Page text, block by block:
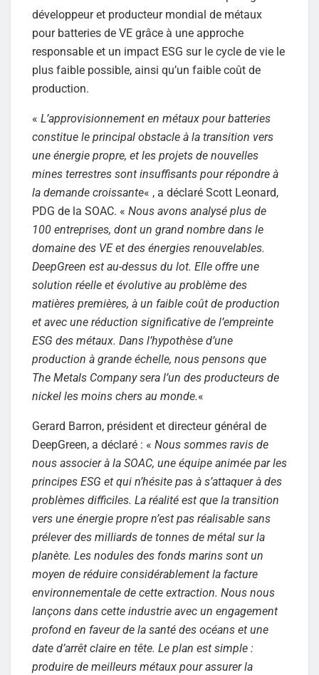
développeur et producteur mondial de métaux
pour batteries de VE grâce à une approche
responsable et un impact ESG sur le cycle de vie le
plus faible possible, ainsi qu’un faible coût de
production.
« L’approvisionnement en métaux pour batteries
constitue le principal obstacle à la transition vers
une énergie propre, et les projets de nouvelles
mines terrestres sont insuffisants pour répondre à
la demande croissante« , a déclaré Scott Leonard,
PDG de la SOAC. « Nous avons analysé plus de
100 entreprises, dont un grand nombre dans le
domaine des VE et des énergies renouvelables.
DeepGreen est au-dessus du lot. Elle offre une
solution réelle et évolutive au problème des
matières premières, à un faible coût de production
et avec une réduction significative de l’empreinte
ESG des métaux. Dans l’hypothèse d’une
production à grande échelle, nous pensons que
The Metals Company sera l’un des producteurs de
nickel les moins chers au monde.«
Gerard Barron, président et directeur général de
DeepGreen, a déclaré : « Nous sommes ravis de
nous associer à la SOAC, une équipe animée par les
principes ESG et qui n’hésite pas à s’attaquer à des
problèmes difficiles. La réalité est que la transition
vers une énergie propre n’est pas réalisable sans
prélever des milliards de tonnes de métal sur la
planète. Les nodules des fonds marins sont un
moyen de réduire considérablement la facture
environnementale de cette extraction. Nous nous
lançons dans cette industrie avec un engagement
profond en faveur de la santé des océans et une
date d’arrêt claire en tête. Le plan est simple :
produire de meilleurs métaux pour assurer la